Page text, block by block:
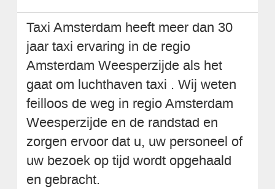
Taxi Amsterdam heeft meer dan 30
jaar taxi ervaring in de regio
Amsterdam Weesperzijde als het
gaat om luchthaven taxi . Wij weten
feilloos de weg in regio Amsterdam
Weesperzijde en de randstad en
zorgen ervoor dat u, uw personeel of
uw bezoek op tijd wordt opgehaald
en gebracht.